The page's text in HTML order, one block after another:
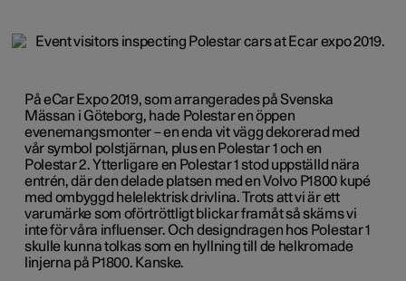
På eCar Expo 2019, som arrangerades på Svenska
Mässan i Göteborg, hade Polestar en öppen
evenemangsmonter – en enda vit vägg dekorerad med
vår symbol polstjärnan, plus en Polestar 1 och en
Polestar 2. Ytterligare en Polestar 1 stod uppställd nära
entrén, där den delade platsen med en Volvo P1800 kupé
med ombyggd helelektrisk drivlina. Trots att vi är ett
varumärke som oförtröttligt blickar framåt så skäms vi
inte för våra influenser. Och designdragen hos Polestar 1
skulle kunna tolkas som en hyllning till de helkromade
linjerna på P1800. Kanske.